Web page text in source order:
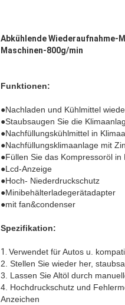
Abkühlende Wiederaufnahme-
Maschinen-800g/min
Funktionen:
●Nachladen und Kühlmittel
●Staubsaugen Sie die
●Nachfüllungskühlmittel in
●Nachfüllungsklimaanlage mit
●Füllen Sie das Kompressoröl in
●Lcd-Anzeige
●Hoch- Niederdruckschutz
●Minibehälterladegerätadapter
●mit fan&condenser
Spezifikation:
1. Verwendet für Autos u.
2. Stellen Sie wieder her,
3. Lassen Sie Altöl durch
4. Hochdruckschutz und
Anzeichen